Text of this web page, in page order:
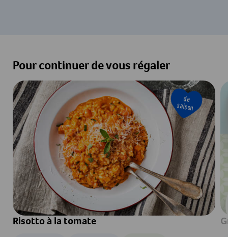
Pour continuer de vous régaler
de
saison
Risotto à la tomate